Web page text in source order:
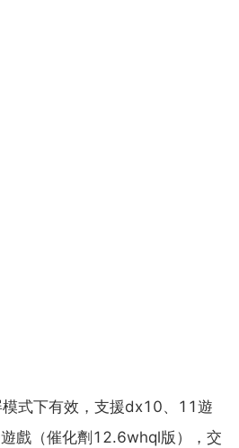
式下有效，支援dx10、11遊
戲（催化劑12.6whql版），交